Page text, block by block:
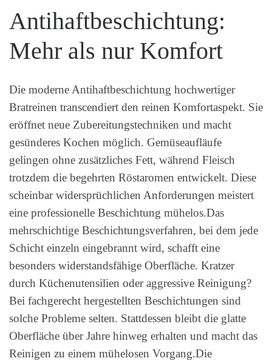
Antihaftbeschichtung:
Mehr als nur Komfort
Die moderne Antihaftbeschichtung hochwertiger
Bratreinen transcendiert den reinen Komfortaspekt. Sie
eröffnet neue Zubereitungstechniken und macht
gesünderes Kochen möglich. Gemüseaufläufe
gelingen ohne zusätzliches Fett, während Fleisch
trotzdem die begehrten Röstaromen entwickelt. Diese
scheinbar widersprüchlichen Anforderungen meistert
eine professionelle Beschichtung mühelos.Das
mehrschichtige Beschichtungsverfahren, bei dem jede
Schicht einzeln eingebrannt wird, schafft eine
besonders widerstandsfähige Oberfläche. Kratzer
durch Küchenutensilien oder aggressive Reinigung?
Bei fachgerecht hergestellten Beschichtungen sind
solche Probleme selten. Stattdessen bleibt die glatte
Oberfläche über Jahre hinweg erhalten und macht das
Reinigen zu einem mühelosen Vorgang.Die